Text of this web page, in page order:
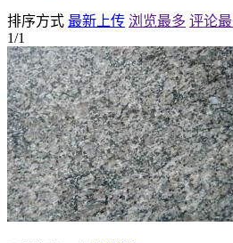
排序方式 最新上传 浏览最多 评论
1/1